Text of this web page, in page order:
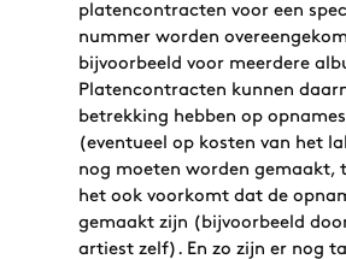
platencontracten voor een
nummer worden
bijvoorbeeld voor meerdere
Platencontracten kunnen
betrekking hebben op
(eventueel op kosten van het
nog moeten worden gemaakt,
het ook voorkomt dat de
gemaakt zijn (bijvoorbeeld
artiest zelf). En zo zijn er nog